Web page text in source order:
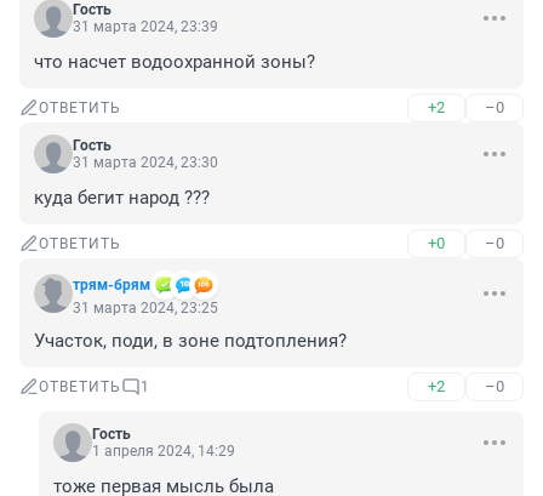
Гость
31 марта 2024, 23:39
что насчет водоохранной зоны?
ОТВЕТИТЬ +2 –0
Гость
31 марта 2024, 23:30
куда бегит народ ???
ОТВЕТИТЬ +0 –0
трям-брям
31 марта 2024, 23:25
Участок, поди, в зоне подтопления?
ОТВЕТИТЬ 1 +2 –0
Гость
1 апреля 2024, 14:29
тоже первая мысль была